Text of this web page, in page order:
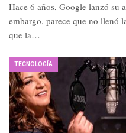
Hace 6 años, Google lanzó su
embargo, parece que no llenó
que la…
TECNOLOGÍA